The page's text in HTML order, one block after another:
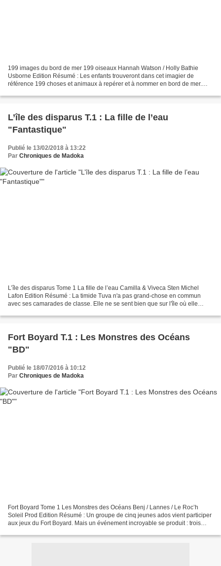
199 images du bord de mer 199 oiseaux Hannah Watson / Holly Bathie
Usborne Edition Résumé : Les enfants trouveront dans cet imagier de
référence 199 choses et animaux à repérer et à nommer en bord de mer.
L’île des disparus T.1 : La fille de l’eau
"Fantastique"
Publié le 13/02/2018 à 13:22
Par Chroniques de Madoka
L’île des disparus Tome 1 La fille de l’eau Camilla & Viveca Sten Michel
Lafon Edition Résumé : La timide Tuva n'a pas grand-chose en commun
avec ses camarades de classe. Elle ne se sent bien que sur l'île où elle
Fort Boyard T.1 : Les Monstres des Océans
"BD"
Publié le 18/07/2016 à 10:12
Par Chroniques de Madoka
Fort Boyard Tome 1 Les Monstres des Océans Benj / Lannes / Le Roc’h
Soleil Prod Edition Résumé : Un groupe de cinq jeunes ados vient participer
aux jeux du Fort Boyard. Mais un événement incroyable se produit : trois